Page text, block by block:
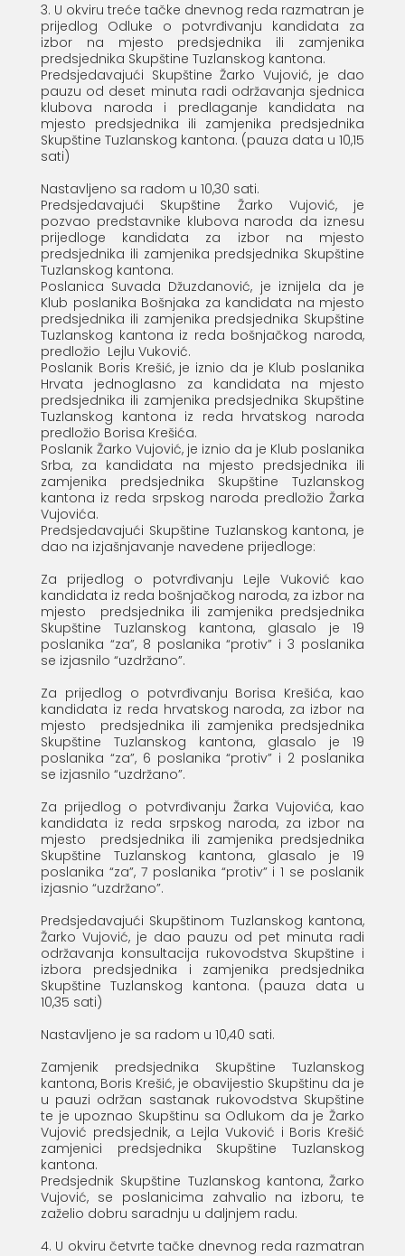
3. U okviru treće tačke dnevnog reda razmatran je
prijedlog Odluke o potvrđivanju kandidata za
izbor na mjesto predsjednika ili zamjenika
predsjednika Skupštine Tuzlanskog kantona.
Predsjedavajući Skupštine Žarko Vujović, je dao
pauzu od deset minuta radi održavanja sjednica
klubova naroda i predlaganje kandidata na
mjesto predsjednika ili zamjenika predsjednika
Skupštine Tuzlanskog kantona. (pauza data u 10,15
sati)
Nastavljeno sa radom u 10,30 sati.
Predsjedavajući Skupštine Žarko Vujović, je
pozvao predstavnike klubova naroda da iznesu
prijedloge kandidata za izbor na mjesto
predsjednika ili zamjenika predsjednika Skupštine
Tuzlanskog kantona.
Poslanica Suvada Džuzdanović, je iznijela da je
Klub poslanika Bošnjaka za kandidata na mjesto
predsjednika ili zamjenika predsjednika Skupštine
Tuzlanskog kantona iz reda bošnjačkog naroda,
predložio Lejlu Vuković.
Poslanik Boris Krešić, je iznio da je Klub poslanika
Hrvata jednoglasno za kandidata na mjesto
predsjednika ili zamjenika predsjednika Skupštine
Tuzlanskog kantona iz reda hrvatskog naroda
predložio Borisa Krešića.
Poslanik Žarko Vujović, je iznio da je Klub poslanika
Srba, za kandidata na mjesto predsjednika ili
zamjenika predsjednika Skupštine Tuzlanskog
kantona iz reda srpskog naroda predložio Žarka
Vujovića.
Predsjedavajući Skupštine Tuzlanskog kantona, je
dao na izjašnjavanje navedene prijedloge:
Za prijedlog o potvrđivanju Lejle Vuković kao
kandidata iz reda bošnjačkog naroda, za izbor na
mjesto predsjednika ili zamjenika predsjednika
Skupštine Tuzlanskog kantona, glasalo je 19
poslanika “za”, 8 poslanika “protiv” i 3 poslanika
se izjasnilo “uzdržano”.
Za prijedlog o potvrđivanju Borisa Krešića, kao
kandidata iz reda hrvatskog naroda, za izbor na
mjesto predsjednika ili zamjenika predsjednika
Skupštine Tuzlanskog kantona, glasalo je 19
poslanika “za”, 6 poslanika “protiv” i 2 poslanika
se izjasnilo “uzdržano”.
Za prijedlog o potvrđivanju Žarka Vujovića, kao
kandidata iz reda srpskog naroda, za izbor na
mjesto predsjednika ili zamjenika predsjednika
Skupštine Tuzlanskog kantona, glasalo je 19
poslanika “za”, 7 poslanika “protiv” i 1 se poslanik
izjasnio “uzdržano”.
Predsjedavajući Skupštinom Tuzlanskog kantona,
Žarko Vujović, je dao pauzu od pet minuta radi
održavanja konsultacija rukovodstva Skupštine i
izbora predsjednika i zamjenika predsjednika
Skupštine Tuzlanskog kantona. (pauza data u
10,35 sati)
Nastavljeno je sa radom u 10,40 sati.
Zamjenik predsjednika Skupštine Tuzlanskog
kantona, Boris Krešić, je obavijestio Skupštinu da je
u pauzi održan sastanak rukovodstva Skupštine
te je upoznao Skupštinu sa Odlukom da je Žarko
Vujović predsjednik, a Lejla Vuković i Boris Krešić
zamjenici predsjednika Skupštine Tuzlanskog
kantona.
Predsjednik Skupštine Tuzlanskog kantona, Žarko
Vujović, se poslanicima zahvalio na izboru, te
zaželio dobru saradnju u daljnjem radu.
4. U okviru četvrte tačke dnevnog reda razmatran